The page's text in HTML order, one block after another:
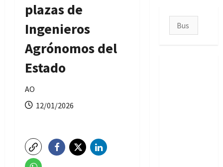
plazas de
Ingenieros
Agrónomos del
Estado
AO
12/01/2026
Buscar: